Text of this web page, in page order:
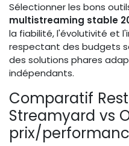
Sélectionner les bons
multistreaming stable
la fiabilité, l'évolutivité et
respectant des budgets
des solutions phares
indépendants.
Comparatif
Streamyard vs
prix/